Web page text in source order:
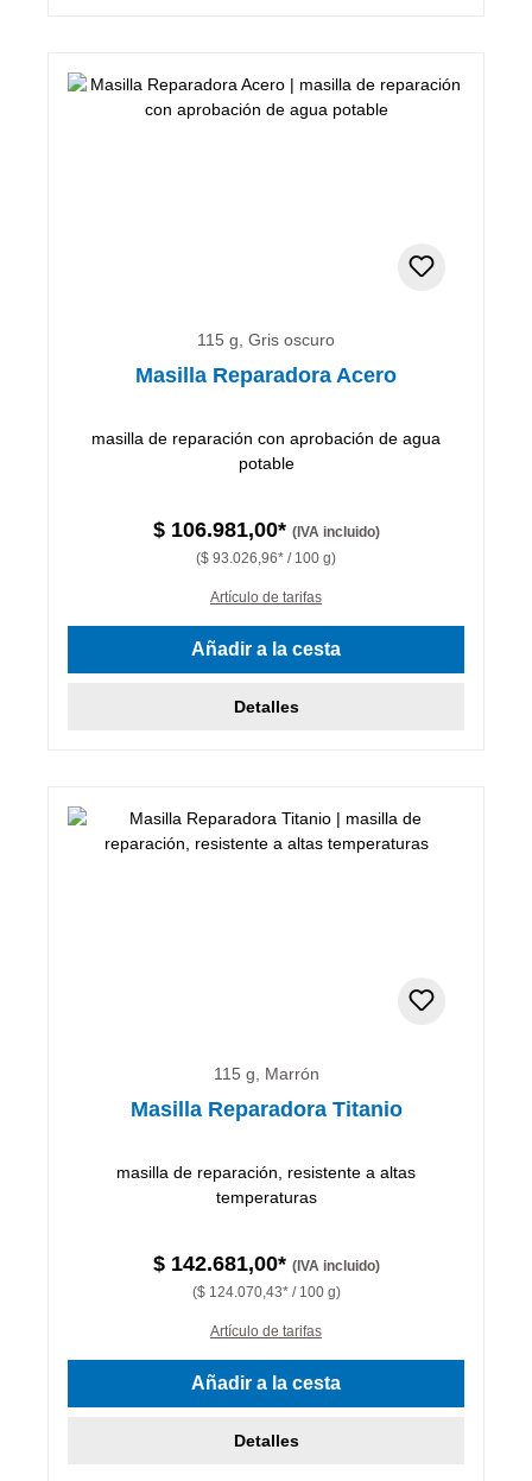
115 g, Gris oscuro
Masilla Reparadora Acero
masilla de reparación con aprobación de agua
potable
$ 106.981,00* (IVA incluido)
($ 93.026,96* / 100 g)
Artículo de tarifas
Añadir a la cesta
Detalles
115 g, Marrón
Masilla Reparadora Titanio
masilla de reparación, resistente a altas
temperaturas
$ 142.681,00* (IVA incluido)
($ 124.070,43* / 100 g)
Artículo de tarifas
Añadir a la cesta
Detalles